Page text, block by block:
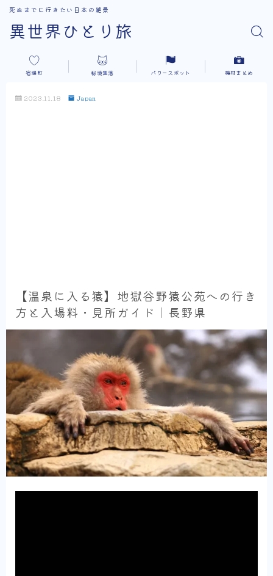
異世界ひとり旅
死ぬまでに行きたい日本の絶景
宿場町 秘境集落 パワースポット 機材まとめ
2023.11.18 Japan
【温泉に入る猿】地獄谷野猿公苑への行き
方と入場料・見所ガイド｜長野県